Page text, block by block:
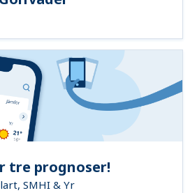
tre prognoser!
SMHI & Yr